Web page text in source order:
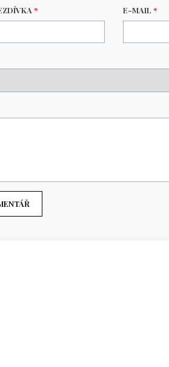
* E-MAIL*